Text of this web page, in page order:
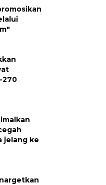
270
jelang ke